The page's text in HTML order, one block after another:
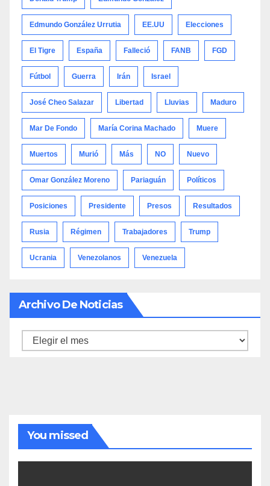
Edmundo González Urrutia EE.UU Elecciones
El Tigre España Falleció FANB FGD
Fútbol Guerra Irán Israel
José Cheo Salazar Libertad Lluvias Maduro
Mar De Fondo María Corina Machado Muere
Muertos Murió Más NO Nuevo
Omar González Moreno Pariaguán Políticos
Posiciones Presidente Presos Resultados
Rusia Régimen Trabajadores Trump
Ucrania Venezolanos Venezuela
Archivo De Noticias
Archivo
You missed